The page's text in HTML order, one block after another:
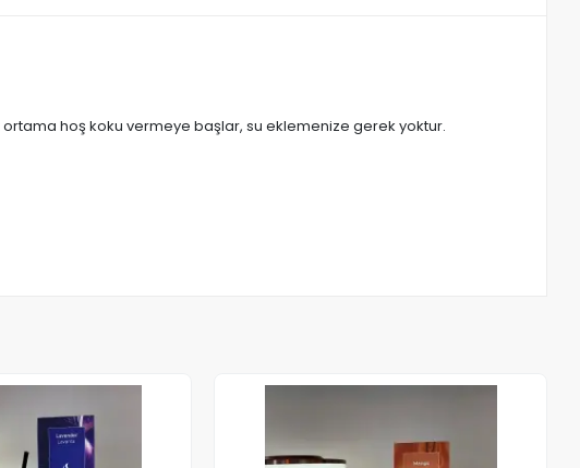
ortama hoş koku vermeye başlar, su eklemenize gerek yoktur.